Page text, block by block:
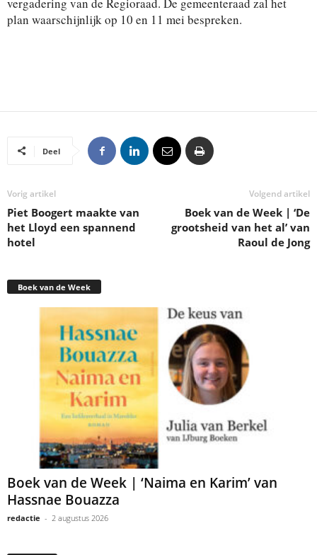
vergadering van de Regioraad. De gemeenteraad zal het
plan waarschijnlijk op 10 en 11 mei bespreken.
Deel
Vorig artikel
Piet Boogert maakte van
het Lloyd een spannend
hotel
Volgend artikel
Boek van de Week | ‘De
grootsheid van het al’ van
Raoul de Jong
Boek van de Week
Boek van de Week | ‘Naima en Karim’ van
Hassnae Bouazza
redactie - 2 augustus 2026